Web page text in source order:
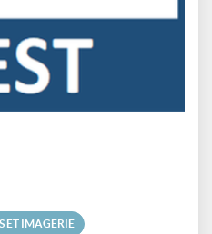
ET IMAGERIE